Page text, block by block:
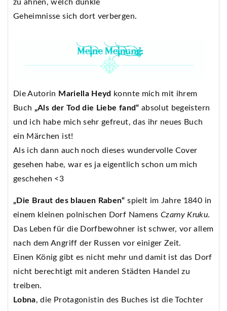
zu ahnen, welch dunkle
Geheimnisse sich dort verbergen.
Die Autorin Mariella Heyd konnte mich mit ihrem
Buch „Als der Tod die Liebe fand“ absolut begeistern
und ich habe mich sehr gefreut, das ihr neues Buch
ein Märchen ist!
Als ich dann auch noch dieses wundervolle Cover
gesehen habe, war es ja eigentlich schon um mich
geschehen <3
„Die Braut des blauen Raben“ spielt im Jahre 1840 in
einem kleinen polnischen Dorf Namens Czarny Kruku.
Das Leben für die Dorfbewohner ist schwer, vor allem
nach dem Angriff der Russen vor einiger Zeit.
Einen König gibt es nicht mehr und damit ist das Dorf
nicht berechtigt mit anderen Städten Handel zu
treiben.
Lobna, die Protagonistin des Buches ist die Tochter